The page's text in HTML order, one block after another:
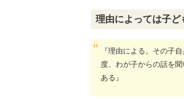
理由によっては子ど
『理由による。その子
度、わが子からの話を
ある』